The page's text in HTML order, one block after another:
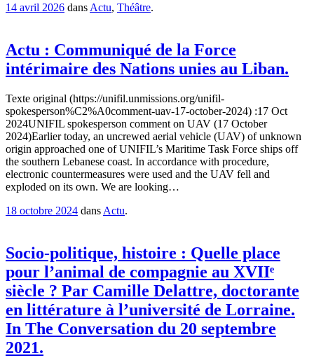
14 avril 2026 dans Actu, Théâtre.
Actu : Communiqué de la Force
intérimaire des Nations unies au Liban.
Texte original (https://unifil.unmissions.org/unifil-
spokesperson%C2%A0comment-uav-17-october-2024) :17 Oct
2024UNIFIL spokesperson comment on UAV (17 October
2024)Earlier today, an uncrewed aerial vehicle (UAV) of unknown
origin approached one of UNIFIL’s Maritime Task Force ships off
the southern Lebanese coast. In accordance with procedure,
electronic countermeasures were used and the UAV fell and
exploded on its own. We are looking…
18 octobre 2024 dans Actu.
Socio-politique, histoire : Quelle place
pour l’animal de compagnie au XVIIᵉ
siècle ? Par Camille Delattre, doctorante
en littérature à l’université de Lorraine.
In The Conversation du 20 septembre
2021.